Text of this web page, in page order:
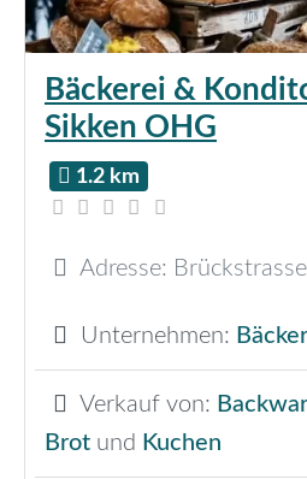
Bäckerei &
Sikken OHG
1.2 km
Adresse:
Unternehmen:
Verkauf von:
Brot und Kuchen